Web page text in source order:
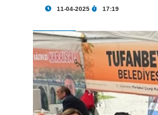
11-04-2025 17:19